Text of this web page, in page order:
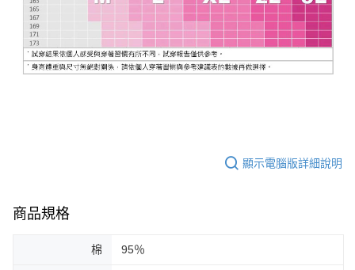
顯示電腦版詳細說明
商品規格
棉 95％